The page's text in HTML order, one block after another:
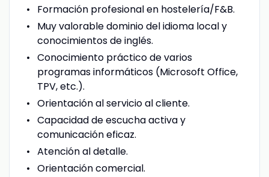
Formación profesional en hostelería/F&B.
Muy valorable dominio del idioma local y
conocimientos de inglés.
Conocimiento práctico de varios
programas informáticos (Microsoft Office,
TPV, etc.).
Orientación al servicio al cliente.
Capacidad de escucha activa y
comunicación eficaz.
Atención al detalle.
Orientación comercial.